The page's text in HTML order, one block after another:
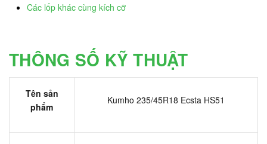
Các lốp khác cùng kích cỡ
THÔNG SỐ KỸ THUẬT
Tên sản
phẩm
Kumho 235/45R18 Ecsta HS51